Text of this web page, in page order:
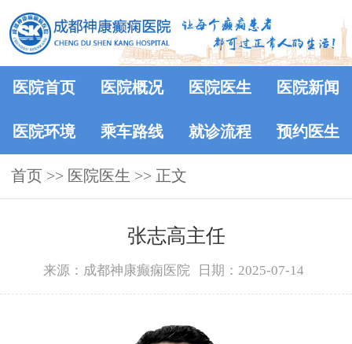
医院首页 医院概况 医院医生 医院新闻
医院环境 乘车路线 就诊流程 预约医生
首页 >> 医院医生 >> 正文
张志高主任
来源：成都神康癫痫医院 日期：2025-07-14